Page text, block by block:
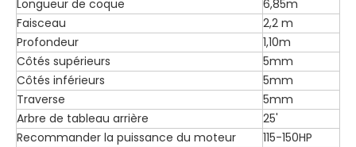
Longueur de coque
6,85m
Faisceau
2,2 m
Profondeur
1,10m
Côtés supérieurs
5mm
Côtés inférieurs
5mm
Traverse
5mm
Arbre de tableau arrière
25'
Recommander la puissance du moteur
115-150HP